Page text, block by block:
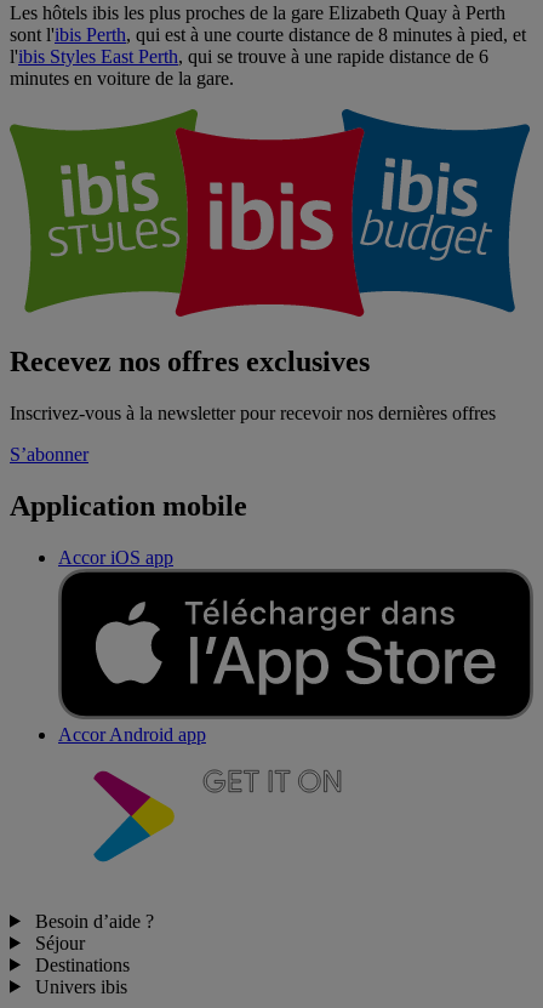
Les hôtels ibis les plus proches de la gare Elizabeth Quay à Perth
sont l'ibis Perth, qui est à une courte distance de 8 minutes à pied, et
l'ibis Styles East Perth, qui se trouve à une rapide distance de 6
minutes en voiture de la gare.
Recevez nos offres exclusives
Inscrivez-vous à la newsletter pour recevoir nos dernières offres
S’abonner
Application mobile
Accor iOS app
Accor Android app
Besoin d’aide ?
Séjour
Destinations
Univers ibis